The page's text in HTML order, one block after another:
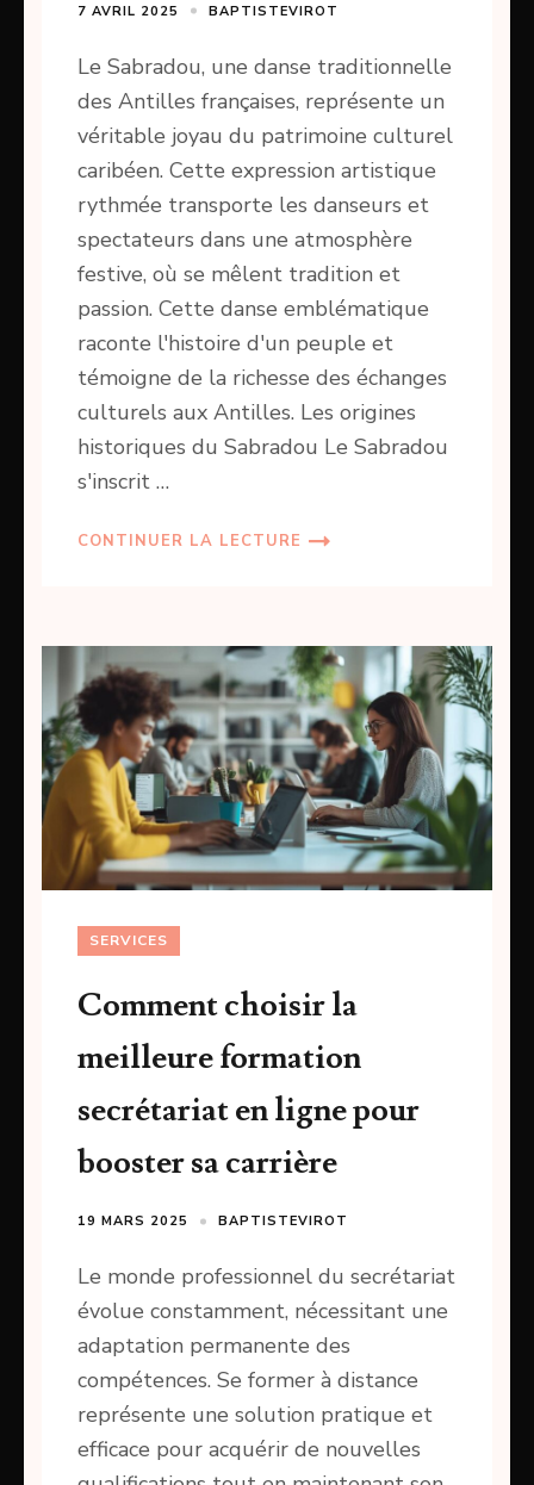
7 AVRIL 2025 BAPTISTEVIROT
Le Sabradou, une danse traditionnelle
des Antilles françaises, représente un
véritable joyau du patrimoine culturel
caribéen. Cette expression artistique
rythmée transporte les danseurs et
spectateurs dans une atmosphère
festive, où se mêlent tradition et
passion. Cette danse emblématique
raconte l'histoire d'un peuple et
témoigne de la richesse des échanges
culturels aux Antilles. Les origines
historiques du Sabradou Le Sabradou
s'inscrit …
CONTINUER LA LECTURE
SERVICES
Comment choisir la
meilleure formation
secrétariat en ligne pour
booster sa carrière
19 MARS 2025 BAPTISTEVIROT
Le monde professionnel du secrétariat
évolue constamment, nécessitant une
adaptation permanente des
compétences. Se former à distance
représente une solution pratique et
efficace pour acquérir de nouvelles